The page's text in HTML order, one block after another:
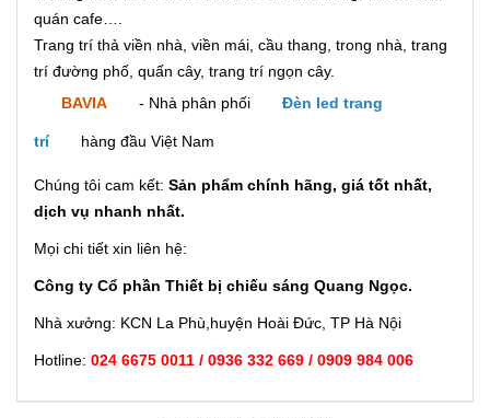
quán cafe….
Trang trí thả viền nhà, viền mái, cầu thang, trong nhà, trang
trí đường phố, quấn cây, trang trí ngọn cây.
BAVIA
- Nhà phân phối Đèn led trang
trí hàng đầu Việt Nam
Chúng tôi cam kết: Sản phẩm chính hãng, giá tốt nhất,
dịch vụ nhanh nhất.
Mọi chi tiết xin liên hệ:
Công ty Cổ phần Thiết bị chiếu sáng Quang Ngọc.
Nhà xưởng: KCN La Phù,huyện Hoài Đức, TP Hà Nội
Hotline: 024 6675 0011 / 0936 332 669 / 0909 984 006